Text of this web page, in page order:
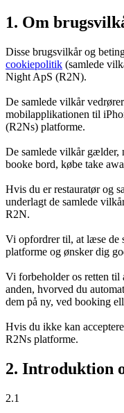
1. Om
Disse brugsvilkår og
cookiepolitik (samlede
Night ApS (R2N).
De samlede vilkår
mobilapplikationen til
(R2Ns) platforme.
De samlede vilkår gælder,
booke bord, købe take
Hvis du er restauratør og
underlagt de samlede
R2N.
Vi opfordrer til, at læse de
platforme og ønsker dig
Vi forbeholder os retten til
anden, hvorved du
dem på ny, ved booking
Hvis du ikke kan
R2Ns platforme.
2. Introduktion
2.1